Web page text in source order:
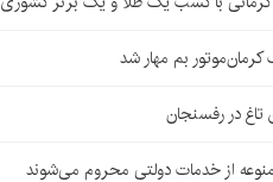
بم مهار شد
از خدمات دولتی محروم می‌شوند